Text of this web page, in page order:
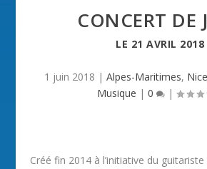
CONCERT DE
LE 21 AVRIL 2018
1 juin 2018 | Alpes-Maritimes, Nice
Musique | 0 |
Créé fin 2014 à l’initiative du